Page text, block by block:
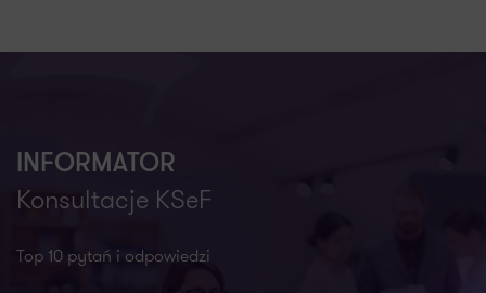
INFORMATOR
Konsultacje KSeF
Top 10 pytań i odpowiedzi